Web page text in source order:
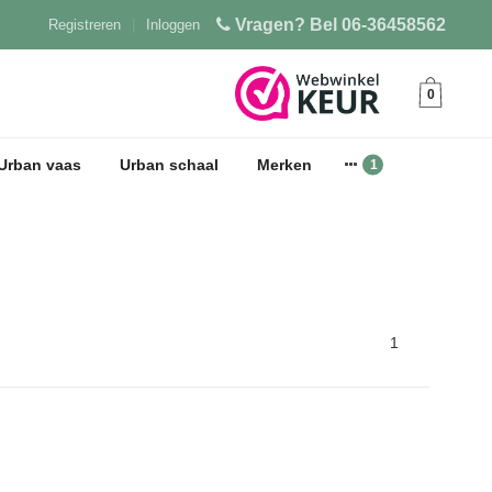
Vragen? Bel 06-36458562
Inloggen
Registreren
0
vaas Urban schaal Merken
1